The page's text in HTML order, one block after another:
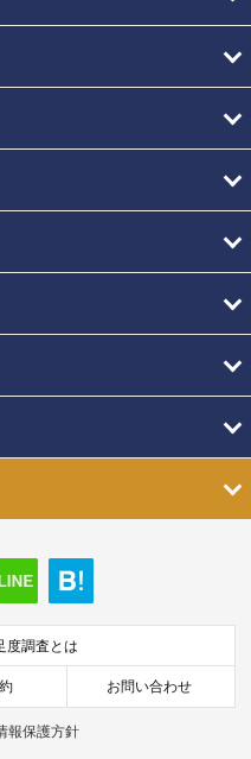
度調査とは
お問い合わせ
報保護方針